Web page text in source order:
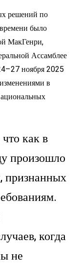
решений по
было
МакГенри,
Ассамблее
ноября 2025
в
как в
произошло
признанных
когда
не